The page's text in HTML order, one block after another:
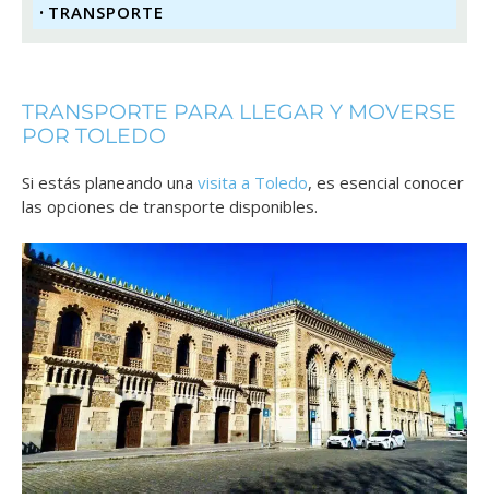
TRANSPORTE
TRANSPORTE PARA LLEGAR Y MOVERSE
POR TOLEDO
Si estás planeando una visita a Toledo, es esencial conocer
las opciones de transporte disponibles.